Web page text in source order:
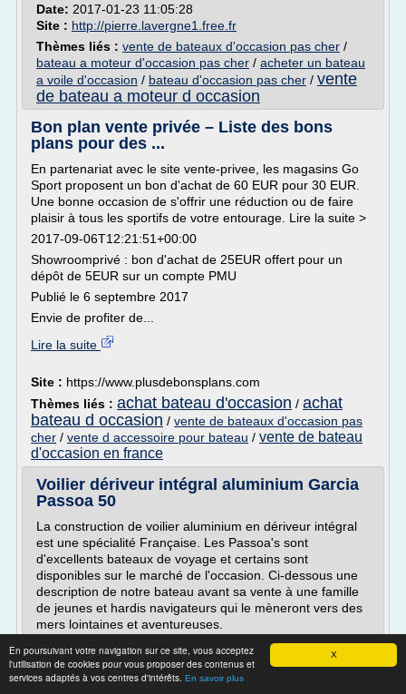
X
En poursuivant votre navigation sur ce site, vous acceptez
l'utilisation de cookies pour vous proposer des contenus et
services adaptés à vos centres d'intérêts. En savoir plus
Date: 2017-01-23 11:05:28
Site : http://pierre.lavergne1.free.fr
Thèmes liés : vente de bateaux d'occasion pas cher /
bateau a moteur d'occasion pas cher / acheter un bateau
a voile d'occasion / bateau d'occasion pas cher / vente
de bateau a moteur d occasion
Bon plan vente privée – Liste des bons
plans pour des ...
En partenariat avec le site vente-privee, les magasins Go
Sport proposent un bon d'achat de 60 EUR pour 30 EUR.
Une bonne occasion de s'offrir une réduction ou de faire
plaisir à tous les sportifs de votre entourage. Lire la suite >
2017-09-06T12:21:51+00:00
Showroomprivé : bon d'achat de 25EUR offert pour un
dépôt de 5EUR sur un compte PMU
Publié le 6 septembre 2017
Envie de profiter de...
Lire la suite
Site : https://www.plusdebonsplans.com
Thèmes liés : achat bateau d'occasion / achat
bateau d occasion / vente de bateaux d'occasion pas
cher / vente d accessoire pour bateau / vente de bateau
d'occasion en france
Voilier dériveur intégral aluminium Garcia
Passoa 50
La construction de voilier aluminium en dériveur intégral
est une spécialité Française. Les Passoa's sont
d'excellents bateaux de voyage et certains sont
disponibles sur le marché de l'occasion. Ci-dessous une
description de notre bateau avant sa vente à une famille
de jeunes et hardis navigateurs qui le mèneront vers des
mers lointaines et aventureuses.
Pour ceux qui...
Lire la suite